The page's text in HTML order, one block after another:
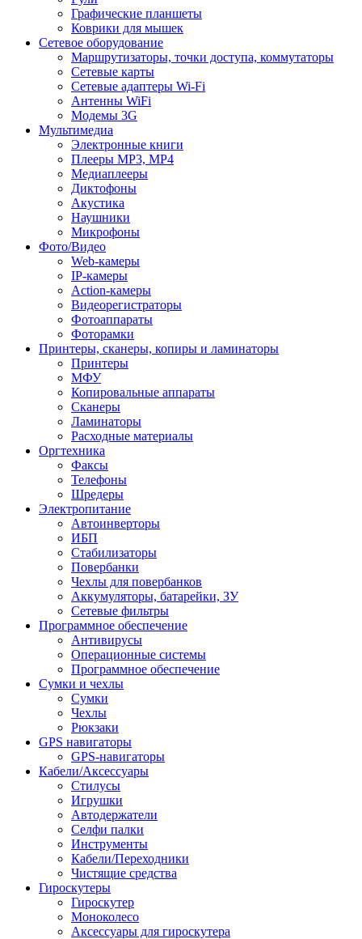
Графические планшеты
Коврики для мышек
Сетевое оборудование
Маршрутизаторы, точки доступа, коммутаторы
Сетевые карты
Сетевые адаптеры Wi-Fi
Антенны WiFi
Модемы 3G
Мультимедиа
Электронные книги
Плееры MP3, MP4
Медиаплееры
Диктофоны
Акустика
Наушники
Микрофоны
Фото/Видео
Web-камеры
IP-камеры
Action-камеры
Видеорегистраторы
Фотоаппараты
Фоторамки
Принтеры, сканеры, копиры и ламинаторы
Принтеры
МФУ
Копировальные аппараты
Сканеры
Ламинаторы
Расходные материалы
Оргтехника
Факсы
Телефоны
Шредеры
Электропитание
Автоинверторы
ИБП
Стабилизаторы
Повербанки
Чехлы для повербанков
Аккумуляторы, батарейки, ЗУ
Сетевые фильтры
Программное обеспечение
Антивирусы
Операционные системы
Программное обеспечение
Сумки и чехлы
Сумки
Чехлы
Рюкзаки
GPS навигаторы
GPS-навигаторы
Кабели/Аксессуары
Стилусы
Игрушки
Автодержатели
Селфи палки
Инструменты
Кабели/Переходники
Чистящие средства
Гироскутеры
Гироскутер
Моноколесо
Аксессуары для гироскутера